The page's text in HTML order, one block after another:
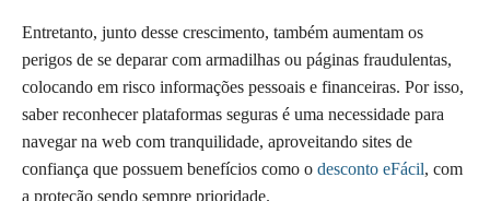
Entretanto, junto desse crescimento, também aumentam os
perigos de se deparar com armadilhas ou páginas fraudulentas,
colocando em risco informações pessoais e financeiras. Por isso,
saber reconhecer plataformas seguras é uma necessidade para
navegar na web com tranquilidade, aproveitando sites de
confiança que possuem benefícios como o desconto eFácil, com
a proteção sendo sempre prioridade.